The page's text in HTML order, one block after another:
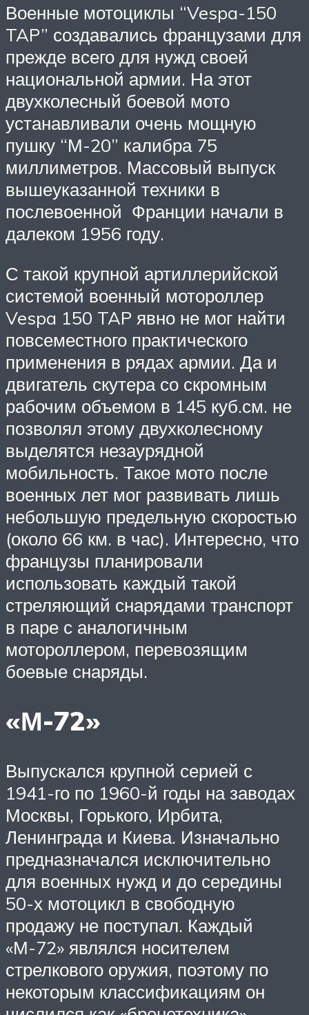
Военные мотоциклы “Vespa-150
TAP” создавались французами для
прежде всего для нужд своей
национальной армии. На этот
двухколесный боевой мото
устанавливали очень мощную
пушку “М-20” калибра 75
миллиметров. Массовый выпуск
вышеуказанной техники в
послевоенной Франции начали в
далеком 1956 году.
С такой крупной артиллерийской
системой военный мотороллер
Vespa 150 TAP явно не мог найти
повсеместного практического
применения в рядах армии. Да и
двигатель скутера со скромным
рабочим объемом в 145 куб.см. не
позволял этому двухколесному
выделятся незаурядной
мобильность. Такое мото после
военных лет мог развивать лишь
небольшую предельную скоростью
(около 66 км. в час). Интересно, что
французы планировали
использовать каждый такой
стреляющий снарядами транспорт
в паре с аналогичным
мотороллером, перевозящим
боевые снаряды.
«М-72»
Выпускался крупной серией с
1941-го по 1960-й годы на заводах
Москвы, Горького, Ирбита,
Ленинграда и Киева. Изначально
предназначался исключительно
для военных нужд и до середины
50-х мотоцикл в свободную
продажу не поступал. Каждый
«М-72» являлся носителем
стрелкового оружия, поэтому по
некоторым классификациям он